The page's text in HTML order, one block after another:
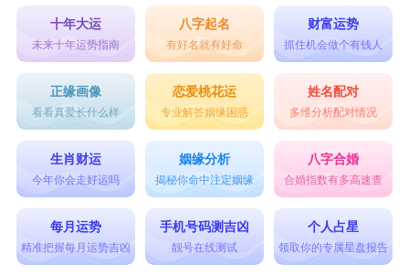
十年大运
未来十年运势指南
八字起名
有好名就有好命
财富运势
抓住机会做个有钱人
正缘画像
看看真爱长什么样
恋爱桃花运
专业解答姻缘困惑
姓名配对
多维分析配对情况
生肖财运
今年你会走好运吗
姻缘分析
揭秘你命中注定姻缘
八字合婚
合婚指数有多高速查
每月运势
精准把握每月运势吉凶
手机号码测吉凶
靓号在线测试
个人占星
领取你的专属星盘报告